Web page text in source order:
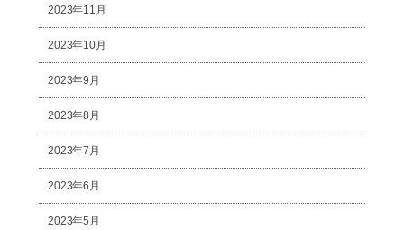
2023年11月
2023年10月
2023年9月
2023年8月
2023年7月
2023年6月
2023年5月